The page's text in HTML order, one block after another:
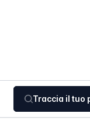
Traccia il tuo